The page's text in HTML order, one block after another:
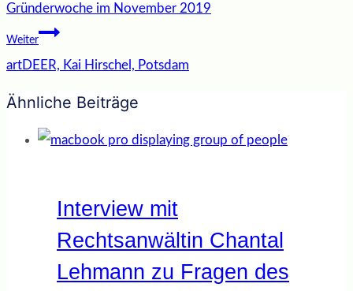
Gründerwoche im November 2019
Weiter
artDEER, Kai Hirschel, Potsdam
Ähnliche Beiträge
Interview mit
Rechtsanwältin Chantal
Lehmann zu Fragen des